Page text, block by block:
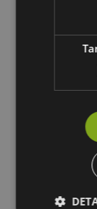
Die passende
Shopify?
Die Erstellung
unterschiedliche
Projekte
kompletten